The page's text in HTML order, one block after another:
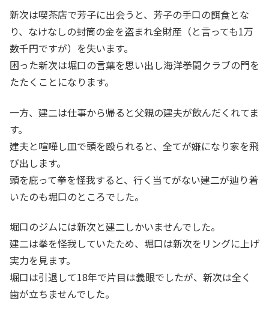
新次は喫茶店で芳子に出会うと、芳子の手口の餌食とな
り、なけなしの封筒の金を盗まれ全財産（と言っても1万
数千円ですが）を失います。
困った新次は堀口の言葉を思い出し海洋拳闘クラブの門を
たたくことになります。
一方、建二は仕事から帰ると父親の建夫が飲んだくれてま
す。
建夫と喧嘩し皿で頭を殴られると、全てが嫌になり家を飛
び出します。
頭を庇って拳を怪我すると、行く当てがない建二が辿り着
いたのも堀口のところでした。
堀口のジムには新次と建二しかいませんでした。
建二は拳を怪我していたため、堀口は新次をリングに上げ
実力を見ます。
堀口は引退して18年で片目は義眼でしたが、新次は全く
歯が立ちませんでした。